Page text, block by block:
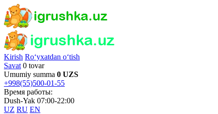
Kirish Ro‘yxatdan o‘tish
Savat 0 tovar
Umumiy summa 0 UZS
+998(55)500-01-55
Время работы:
Dush-Yak 07:00-22:00
UZ RU EN